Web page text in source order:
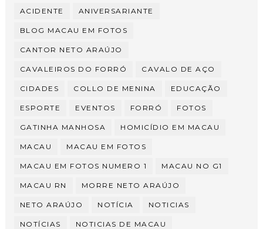
ACIDENTE ANIVERSARIANTE
BLOG MACAU EM FOTOS
CANTOR NETO ARAÚJO
CAVALEIROS DO FORRÓ CAVALO DE AÇO
CIDADES COLLO DE MENINA EDUCAÇÃO
ESPORTE EVENTOS FORRÓ FOTOS
GATINHA MANHOSA HOMICÍDIO EM MACAU
MACAU MACAU EM FOTOS
MACAU EM FOTOS NUMERO 1 MACAU NO G1
MACAU RN MORRE NETO ARAÚJO
NETO ARAÚJO NOTÍCIA NOTICIAS
NOTÍCIAS NOTICIAS DE MACAU